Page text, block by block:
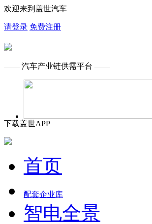
欢迎来到盖世汽车
请登录 免费注册
—— 汽车产业链供需平台 ——
下载盖世APP
首页
配套企业库
智电全景